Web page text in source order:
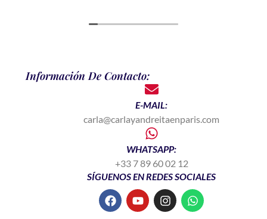
Información De Contacto:
E-MAIL:
carla@carlayandreitaenparis.com
WHATSAPP:
+33 7 89 60 02 12
SÍGUENOS EN REDES SOCIALES
F
a
Y
o
I
n
W
h